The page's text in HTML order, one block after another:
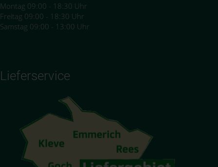
Montag 09:00 - 18:30 Uhr
Freitag 09:00 - 18:30 Uhr
Samstag 09:00 - 13:00 Uhr
Lieferservice